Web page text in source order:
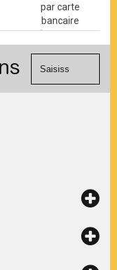
par carte
bancaire
(Mastercard,
Visa, ...) et